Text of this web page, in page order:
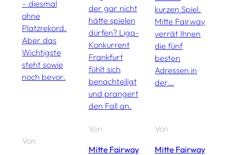
– diesmal
ohne
Platzrekord.
Aber das
Wichtigste
steht sowie
noch bevor.
Von
der gar nicht
hätte spielen
dürfen? Liga-
Konkurrent
Frankfurt
fühlt sich
benachteiligt
und prangert
den Fall an.
Von
Mitte Fairway
kurzen Spiel.
Mitte Fairway
verrät Ihnen
die fünf
besten
Adressen in
der…
Von
Mitte Fairway